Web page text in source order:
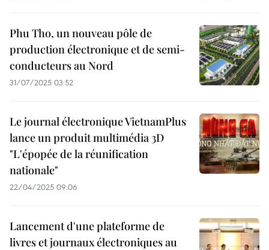
Phu Tho, un nouveau pôle de
production électronique et de semi-
conducteurs au Nord
31/07/2025 03:52
Le journal électronique VietnamPlus
lance un produit multimédia 3D
"L'épopée de la réunification
nationale"
22/04/2025 09:06
Lancement d'une plateforme de
livres et journaux électroniques au